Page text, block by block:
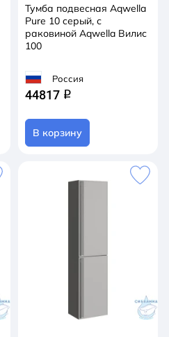
Тумба подвесная Aqwella
Pure 10 cерый, с
раковиной Aqwella Вилис
100
Россия
44817 q
В корзину